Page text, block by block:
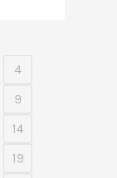
4
9
14
19